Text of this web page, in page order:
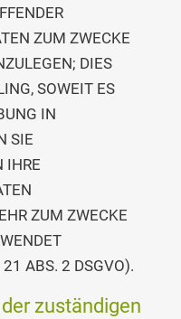
ZUM ZWECKE
DIES
SOWEIT ES
IN
SIE
IHRE
ZUM ZWECKE
21 ABS. 2 DSGVO).
zuständigen